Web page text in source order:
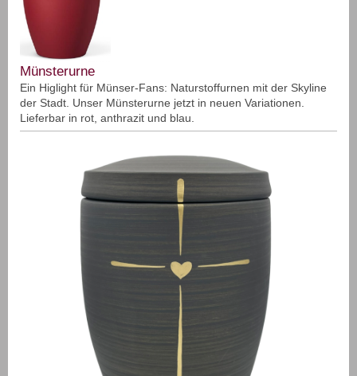
Münsterurne
Ein Higlight für Münser-Fans: Naturstoffurnen mit der Skyline
der Stadt. Unser Münsterurne jetzt in neuen Variationen.
Lieferbar in rot, anthrazit und blau.